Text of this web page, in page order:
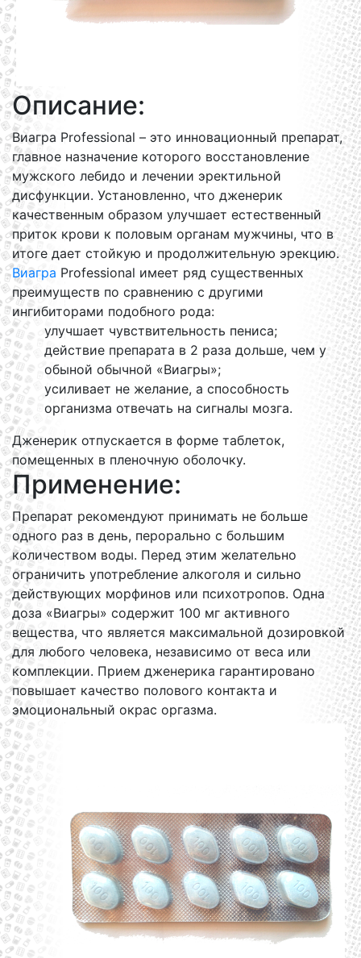
Описание:
Виагра Professional – это инновационный препарат,
главное назначение которого восстановление
мужского лебидо и лечении эректильной
дисфункции. Установленно, что дженерик
качественным образом улучшает естественный
приток крови к половым органам мужчины, что в
итоге дает стойкую и продолжительную эрекцию.
Виагра Professional имеет ряд существенных
преимуществ по сравнению с другими
ингибиторами подобного рода:
улучшает чувствительность пениса;
действие препарата в 2 раза дольше, чем у
обыной обычной «Виагры»;
усиливает не желание, а способность
организма отвечать на сигналы мозга.
Дженерик отпускается в форме таблеток,
помещенных в пленочную оболочку.
Применение:
Препарат рекомендуют принимать не больше
одного раз в день, перорально с большим
количеством воды. Перед этим желательно
ограничить употребление алкоголя и сильно
действующих морфинов или психотропов. Одна
доза «Виагры» содержит 100 мг активного
вещества, что является максимальной дозировкой
для любого человека, независимо от веса или
комплекции. Прием дженерика гарантировано
повышает качество полового контакта и
эмоциональный окрас оргазма.